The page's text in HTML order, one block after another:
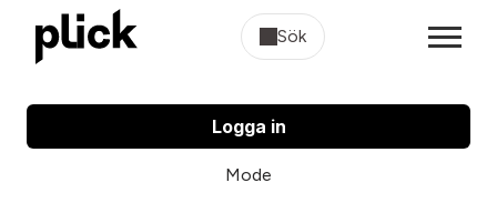
Sök
Logga in
Mode